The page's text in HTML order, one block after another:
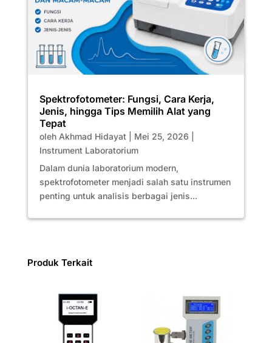
Spektrofotometer: Fungsi, Cara Kerja,
Jenis, hingga Tips Memilih Alat yang
Tepat
oleh Akhmad Hidayat| Mei 25, 2026
Instrument Laboratorium
Dalam dunia laboratorium modern,
spektrofotometer menjadi salah satu instrumen
penting untuk analisis berbagai jenis...
Produk Terkait